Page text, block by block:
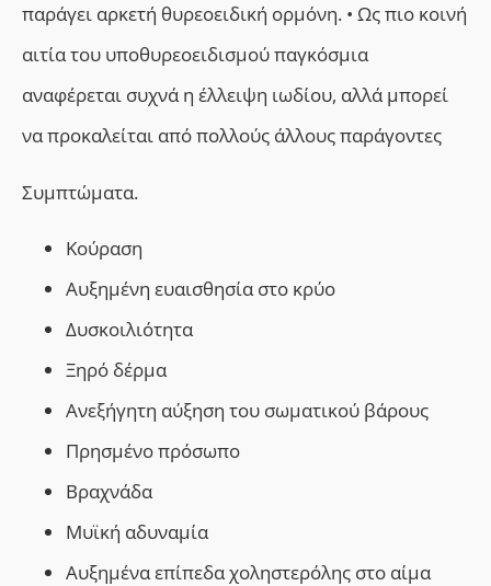
παράγει αρκετή θυρεοειδική ορμόνη. • Ως πιο κοινή
αιτία του υποθυρεοειδισμού παγκόσμια
αναφέρεται συχνά η έλλειψη ιωδίου, αλλά μπορεί
να προκαλείται από πολλούς άλλους παράγοντες
Συμπτώματα.
Κούραση
Αυξημένη ευαισθησία στο κρύο
Δυσκοιλιότητα
Ξηρό δέρμα
Ανεξήγητη αύξηση του σωματικού βάρους
Πρησμένο πρόσωπο
Βραχνάδα
Μυϊκή αδυναμία
Αυξημένα επίπεδα χοληστερόλης στο αίμα